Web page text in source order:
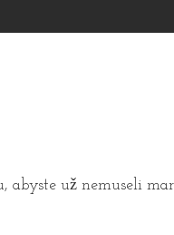
abyste už nemuseli